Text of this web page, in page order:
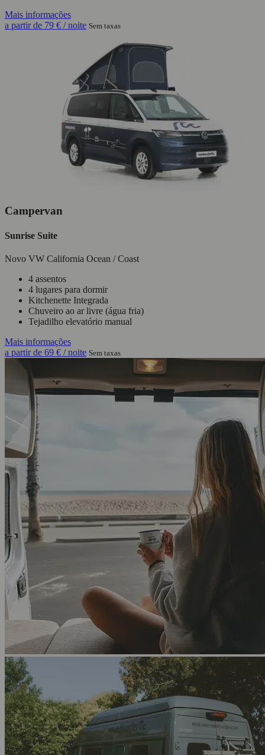
Mais informações
a partir de 79 € / noite Sem taxas
Campervan
Sunrise Suite
Novo VW California Ocean / Coast
4 assentos
4 lugares para dormir
Kitchenette Integrada
Chuveiro ao ar livre (água fria)
Tejadilho elevatório manual
Mais informações
a partir de 69 € / noite Sem taxas